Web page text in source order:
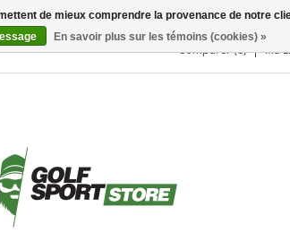
Comparer (0) Ma
de mieux comprendre la provenance de notre
En savoir plus sur les témoins (cookies) »